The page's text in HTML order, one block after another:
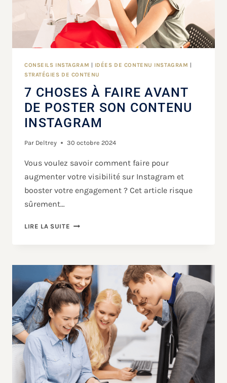
CONSEILS INSTAGRAM IDÉES DE CONTENU INSTAGRAM
STRATÉGIES DE CONTENU
7 CHOSES À FAIRE AVANT
DE POSTER SON CONTENU
INSTAGRAM
Par Deltrey 30 octobre 2024
Vous voulez savoir comment faire pour
augmenter votre visibilité sur Instagram et
booster votre engagement ? Cet article risque
sûrement…
LIRE LA SUITE